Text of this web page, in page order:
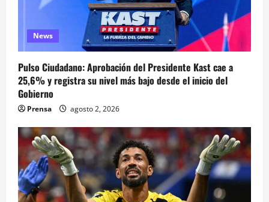
News
Pulso Ciudadano: Aprobación del Presidente Kast cae a
25,6% y registra su nivel más bajo desde el inicio del
Gobierno
Prensa agosto 2, 2026